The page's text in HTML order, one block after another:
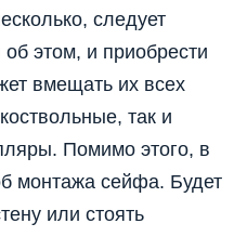
следует
этом, и приобрести
вмещать их всех
так и
Помимо этого, в
монтажа сейфа. Будет
или стоять